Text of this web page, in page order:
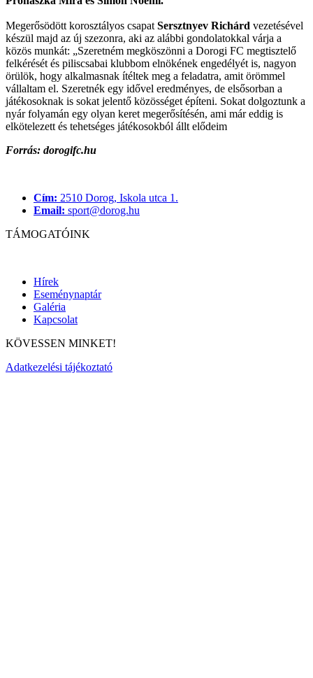
Megerősödött korosztályos csapat Sersztnyev Richárd vezetésével
készül majd az új szezonra, aki az alábbi gondolatokkal várja a
közös munkát: „Szeretném megköszönni a Dorogi FC megtisztelő
felkérését és piliscsabai klubbom elnökének engedélyét is, nagyon
örülök, hogy alkalmasnak ítéltek meg a feladatra, amit örömmel
vállaltam el. Szeretnék egy idővel eredményes, de elsősorban a
játékosoknak is sokat jelentő közösséget építeni. Sokat dolgoztunk a
nyár folyamán egy olyan keret megerősítésén, ami már eddig is
elkötelezett és tehetséges játékosokból állt elődeim
Forrás: dorogifc.hu
Cím: 2510 Dorog, Iskola utca 1.
Email: sport@dorog.hu
TÁMOGATÓINK
Hírek
Eseménynaptár
Galéria
Kapcsolat
KÖVESSEN MINKET!
Adatkezelési tájékoztató